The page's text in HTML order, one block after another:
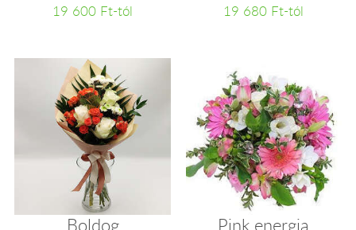
19 600 Ft-tól 19 680 Ft-tól
Boldog Pink energia